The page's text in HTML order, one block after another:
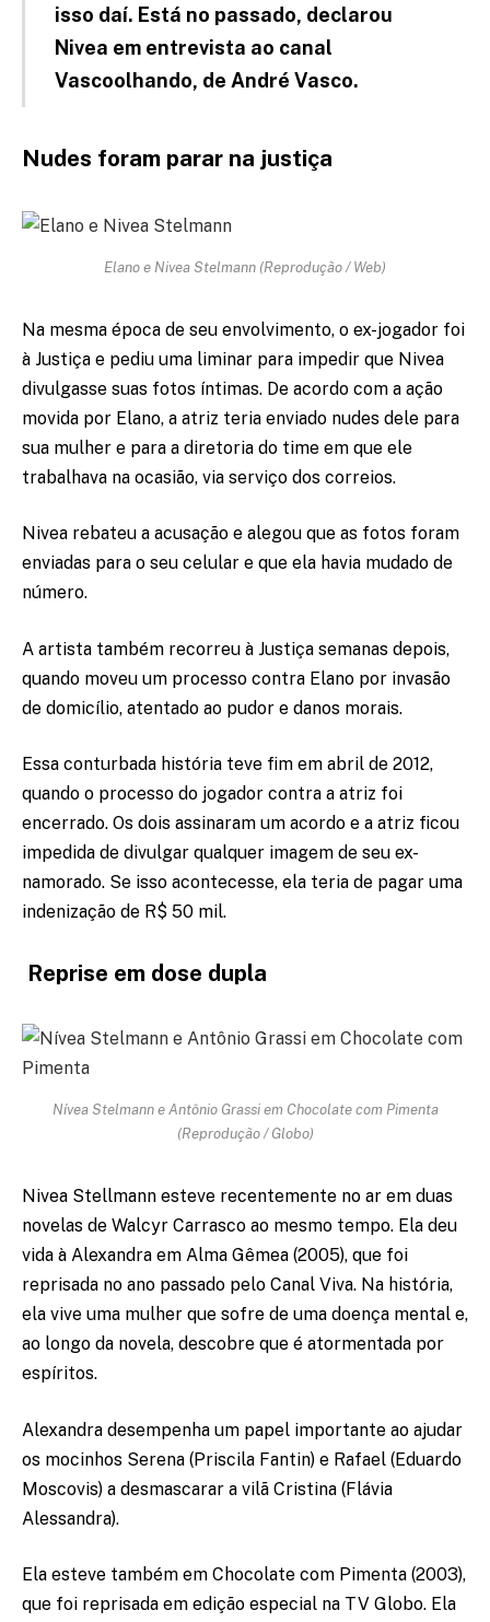
isso daí. Está no passado, declarou
Nivea em entrevista ao canal
Vascoolhando, de André Vasco.
Nudes foram parar na justiça
Elano e Nivea Stelmann (Reprodução / Web)
Na mesma época de seu envolvimento, o ex-jogador foi
à Justiça e pediu uma liminar para impedir que Nivea
divulgasse suas fotos íntimas. De acordo com a ação
movida por Elano, a atriz teria enviado nudes dele para
sua mulher e para a diretoria do time em que ele
trabalhava na ocasião, via serviço dos correios.
Nivea rebateu a acusação e alegou que as fotos foram
enviadas para o seu celular e que ela havia mudado de
número.
A artista também recorreu à Justiça semanas depois,
quando moveu um processo contra Elano por invasão
de domicílio, atentado ao pudor e danos morais.
Essa conturbada história teve fim em abril de 2012,
quando o processo do jogador contra a atriz foi
encerrado. Os dois assinaram um acordo e a atriz ficou
impedida de divulgar qualquer imagem de seu ex-
namorado. Se isso acontecesse, ela teria de pagar uma
indenização de R$ 50 mil.
Reprise em dose dupla
Nívea Stelmann e Antônio Grassi em Chocolate com Pimenta
(Reprodução / Globo)
Nivea Stellmann esteve recentemente no ar em duas
novelas de Walcyr Carrasco ao mesmo tempo. Ela deu
vida à Alexandra em Alma Gêmea (2005), que foi
reprisada no ano passado pelo Canal Viva. Na história,
ela vive uma mulher que sofre de uma doença mental e,
ao longo da novela, descobre que é atormentada por
espíritos.
Alexandra desempenha um papel importante ao ajudar
os mocinhos Serena (Priscila Fantin) e Rafael (Eduardo
Moscovis) a desmascarar a vilã Cristina (Flávia
Alessandra).
Ela esteve também em Chocolate com Pimenta (2003),
que foi reprisada em edição especial na TV Globo. Ela